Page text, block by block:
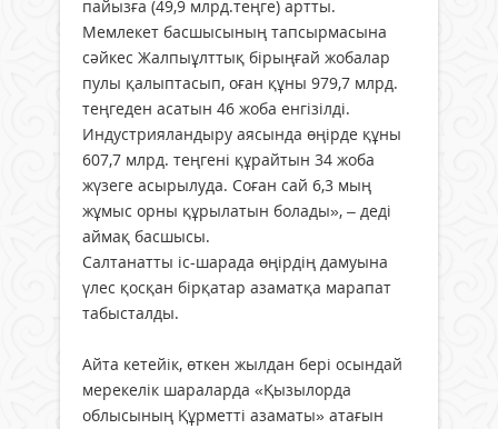
пайызға (49,9 млрд.теңге) артты.
Мемлекет басшысының тапсырмасына
сәйкес Жалпыұлттық бірыңғай жобалар
пулы қалыптасып, оған құны 979,7 млрд.
теңгеден асатын 46 жоба енгізілді.
Индустрияландыру аясында өңірде құны
607,7 млрд. теңгені құрайтын 34 жоба
жүзеге асырылуда. Соған сай 6,3 мың
жұмыс орны құрылатын болады», – деді
аймақ басшысы.
Салтанатты іс-шарада өңірдің дамуына
үлес қосқан бірқатар азаматқа марапат
табысталды.
Айта кетейік, өткен жылдан бері осындай
мерекелік шараларда «Қызылорда
облысының Құрметті азаматы» атағын